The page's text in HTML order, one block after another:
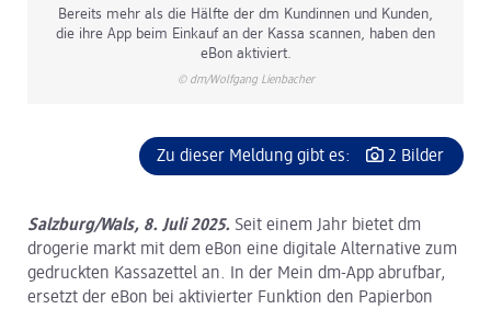
Bereits mehr als die Hälfte der dm Kundinnen und Kunden,
die ihre App beim Einkauf an der Kassa scannen, haben den
eBon aktiviert.
© dm/Wolfgang Lienbacher
Zu dieser Meldung gibt es: 2 Bilder
Salzburg/Wals, 8. Juli 2025. Seit einem Jahr bietet dm
drogerie markt mit dem eBon eine digitale Alternative zum
gedruckten Kassazettel an. In der Mein dm-App abrufbar,
ersetzt der eBon bei aktivierter Funktion den Papierbon